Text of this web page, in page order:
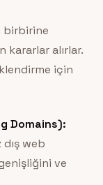
birbirine
kararlar alırlar.
için
Domains):
web
ve